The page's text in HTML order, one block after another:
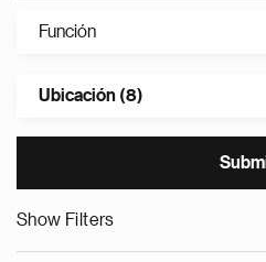
Función
Ubicación (8)
Show Filters